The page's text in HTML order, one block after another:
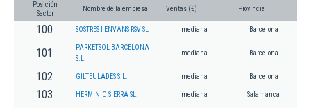
Posición
Sector
Nombre de la empresa Ventas (€) Provincia
100 SOSTRES I ENVANS RSV SL mediana Barcelona
101
PARKETSOL BARCELONA
S.L.
mediana Barcelona
102 GILTEULADES S.L. mediana Barcelona
103 HERMINIO SIERRA SL. mediana Salamanca